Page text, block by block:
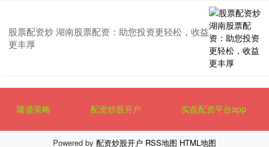
股票配资炒 湖南股票配资：助您投资更轻松，收益
更丰厚
隆盛策略 配资炒股开户 实盘配资平台app
Powered by 配资炒股开户 RSS地图 HTML地图